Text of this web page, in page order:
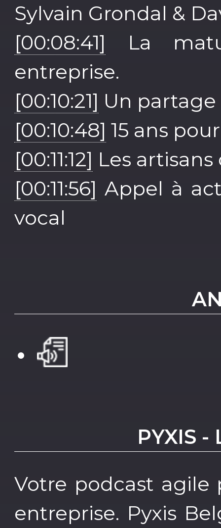
Sylvain Grondal &
[00:08:41] La
entreprise.
[00:10:21] Un partage
[00:10:48] 15 ans
[00:11:12] Les
[00:11:56] Appel à
vocal
PYXIS -
Votre podcast
entreprise. Pyxis